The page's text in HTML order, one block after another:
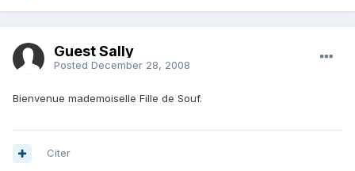
Guest Sally
Posted December 28, 2008
Bienvenue mademoiselle Fille de Souf.
Citer